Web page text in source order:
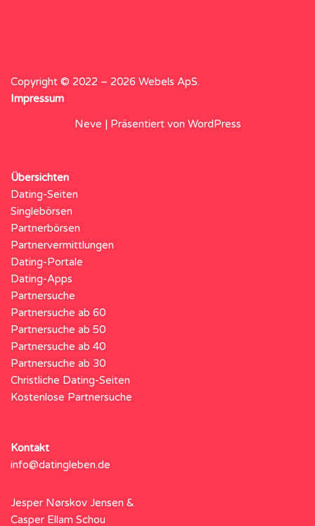
Copyright © 2022 – 2026 Webels ApS.
Impressum
Neve | Präsentiert von WordPress
Übersichten
Dating-Seiten
Singlebörsen
Partnerbörsen
Partnervermittlungen
Dating-Portale
Dating-Apps
Partnersuche
Partnersuche ab 60
Partnersuche ab 50
Partnersuche ab 40
Partnersuche ab 30
Christliche Dating-Seiten
Kostenlose Partnersuche
Kontakt
info@datingleben.de
Jesper Nørskov Jensen &
Casper Ellam Schou